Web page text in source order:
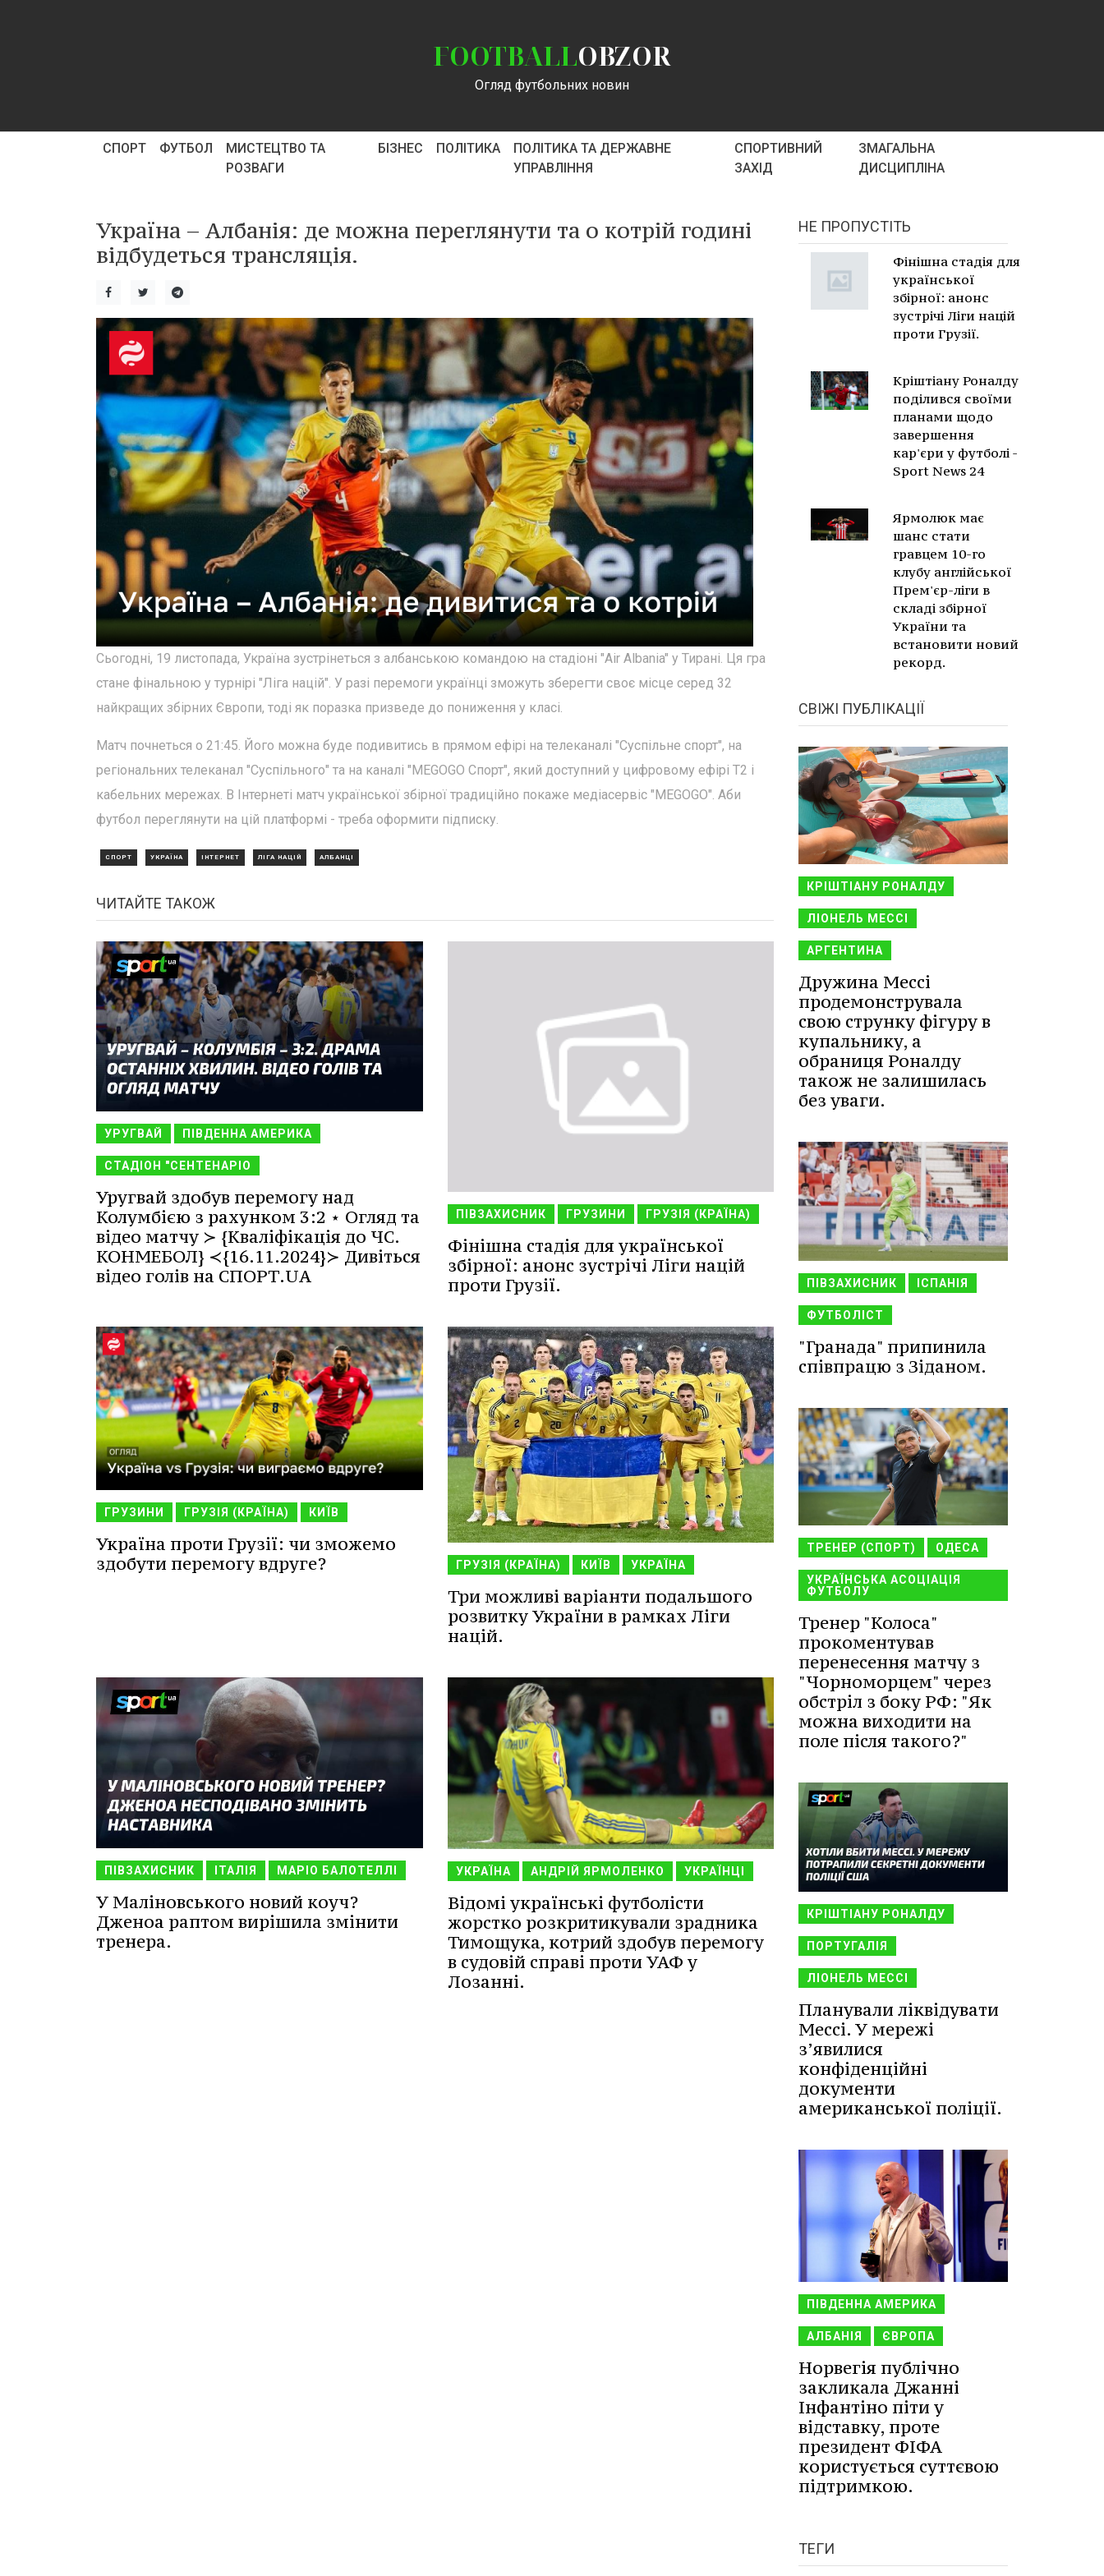
FOOTBALLOBZOR
Огляд футбольних новин
СПОРТ ФУТБОЛ
МИСТЕЦТВО ТА
РОЗВАГИ
БІЗНЕС ПОЛІТИКА
ПОЛІТИКА ТА ДЕРЖАВНЕ
УПРАВЛІННЯ
СПОРТИВНИЙ
ЗАХІД
ЗМАГАЛЬНА
ДИСЦИПЛІНА
Україна – Албанія: де можна переглянути та о котрій годині
відбудеться трансляція.
Сьогодні, 19 листопада, Україна зустрінеться з албанською командою на стадіоні "Air Albania" у Тирані. Ця гра
стане фінальною у турнірі "Ліга націй". У разі перемоги українці зможуть зберегти своє місце серед 32
найкращих збірних Європи, тоді як поразка призведе до пониження у класі.
Матч почнеться о 21:45. Його можна буде подивитись в прямом ефірі на телеканалі "Суспільне спорт", на
регіональних телеканал "Суспільного" та на каналі "MEGOGO Спорт", який доступний у цифровому ефірі Т2 і
кабельних мережах. В Інтернеті матч української збірної традиційно покаже медіасервіс "MEGOGO". Аби
футбол переглянути на цій платформі - треба оформити підписку.
СПОРТ УКРАЇНА ІНТЕРНЕТ ЛІГА НАЦІЙ АЛБАНЦІ
ЧИТАЙТЕ ТАКОЖ
УРУГВАЙ ПІВДЕННА АМЕРИКА
СТАДІОН "СЕНТЕНАРІО
Уругвай здобув перемогу над
Колумбією з рахунком 3:2 ⋆ Огляд та
відео матчу ≻ {Кваліфікація до ЧС.
КОНМЕБОЛ} ≺{16.11.2024}≻ Дивіться
відео голів на СПОРТ.UA
ПІВЗАХИСНИК ГРУЗИНИ ГРУЗІЯ (КРАЇНА)
Фінішна стадія для української
збірної: анонс зустрічі Ліги націй
проти Грузії.
ГРУЗИНИ ГРУЗІЯ (КРАЇНА) КИЇВ
Україна проти Грузії: чи зможемо
здобути перемогу вдруге?
ГРУЗІЯ (КРАЇНА) КИЇВ УКРАЇНА
Три можливі варіанти подальшого
розвитку України в рамках Ліги
націй.
ПІВЗАХИСНИК ІТАЛІЯ МАРІО БАЛОТЕЛЛІ
У Маліновського новий коуч?
Дженоа раптом вирішила змінити
тренера.
УКРАЇНА АНДРІЙ ЯРМОЛЕНКО УКРАЇНЦІ
Відомі українські футболісти
жорстко розкритикували зрадника
Тимощука, котрий здобув перемогу
в судовій справі проти УАФ у
Лозанні.
НЕ ПРОПУСТІТЬ
Фінішна стадія для
української
збірної: анонс
зустрічі Ліги націй
проти Грузії.
Кріштіану Роналду
поділився своїми
планами щодо
завершення
кар'єри у футболі -
Sport News 24
Ярмолюк має
шанс стати
гравцем 10-го
клубу англійської
Прем'єр-ліги в
складі збірної
України та
встановити новий
рекорд.
СВІЖІ ПУБЛІКАЦІЇ
КРІШТІАНУ РОНАЛДУ
ЛІОНЕЛЬ МЕССІ
АРГЕНТИНА
Дружина Мессі
продемонструвала
свою струнку фігуру в
купальнику, а
обраниця Роналду
також не залишилась
без уваги.
ПІВЗАХИСНИК ІСПАНІЯ
ФУТБОЛІСТ
"Гранада" припинила
співпрацю з Зіданом.
ТРЕНЕР (СПОРТ) ОДЕСА
УКРАЇНСЬКА АСОЦІАЦІЯ
ФУТБОЛУ
Тренер "Колоса"
прокоментував
перенесення матчу з
"Чорноморцем" через
обстріл з боку РФ: "Як
можна виходити на
поле після такого?"
КРІШТІАНУ РОНАЛДУ
ПОРТУГАЛІЯ
ЛІОНЕЛЬ МЕССІ
Планували ліквідувати
Мессі. У мережі
з’явилися
конфіденційні
документи
американської поліції.
ПІВДЕННА АМЕРИКА
АЛБАНІЯ ЄВРОПА
Норвегія публічно
закликала Джанні
Інфантіно піти у
відставку, проте
президент ФІФА
користується суттєвою
підтримкою.
ТЕГИ